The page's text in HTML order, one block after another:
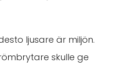
ljusare är miljön.
skulle ge